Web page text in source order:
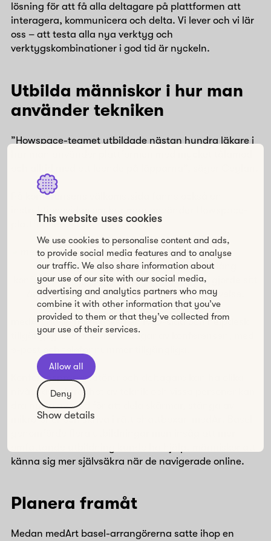
This website uses cookies
We use cookies to personalise content and ads,
to provide social media features and to analyse
our traffic. We also share information about
your use of our site with our social media,
advertising and analytics partners who may
combine it with other information that you’ve
provided to them or that they’ve collected from
your use of their services.
Allow all
Deny
Show details
lösning för att få alla deltagare på plattformen att
interagera, kommunicera och delta. Vi lever och vi lär
oss – att testa alla nya verktyg och
verktygskombinationer i god tid är nyckeln.
Utbilda människor i hur man
använder tekniken
”Howspace-teamet utbildade nästan hundra läkare i
På konferensens välkomstsida fanns också en
plattformen.
Läs om hur medArt basel, en femdagar lång
konferens för sjukvårdsindustrin i Schweiz, gjorde sitt
årliga event till en interaktiv, virtuell upplevelse.
medArt basel hade också en FAQ-sida och helpdesk
tillgänglig under alla fem dagar av konferensen, med
Konferenspresentatörer och deltagare kan ha olika
nivåer av erfarenhet av teknik och vissa personer kan
dra nytta av stöd för att dela skärmar, stänga av
mikrofoner och skriva i rätt chattboxar. medArt Basel
känna sig mer självsäkra när de navigerade online.
Planera framåt
Medan medArt basel-arrangörerna satte ihop en